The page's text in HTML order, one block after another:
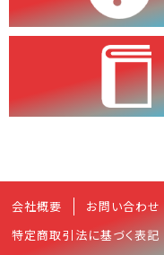
会社概要 お問い合わせ
特定商取引法に基づく表記